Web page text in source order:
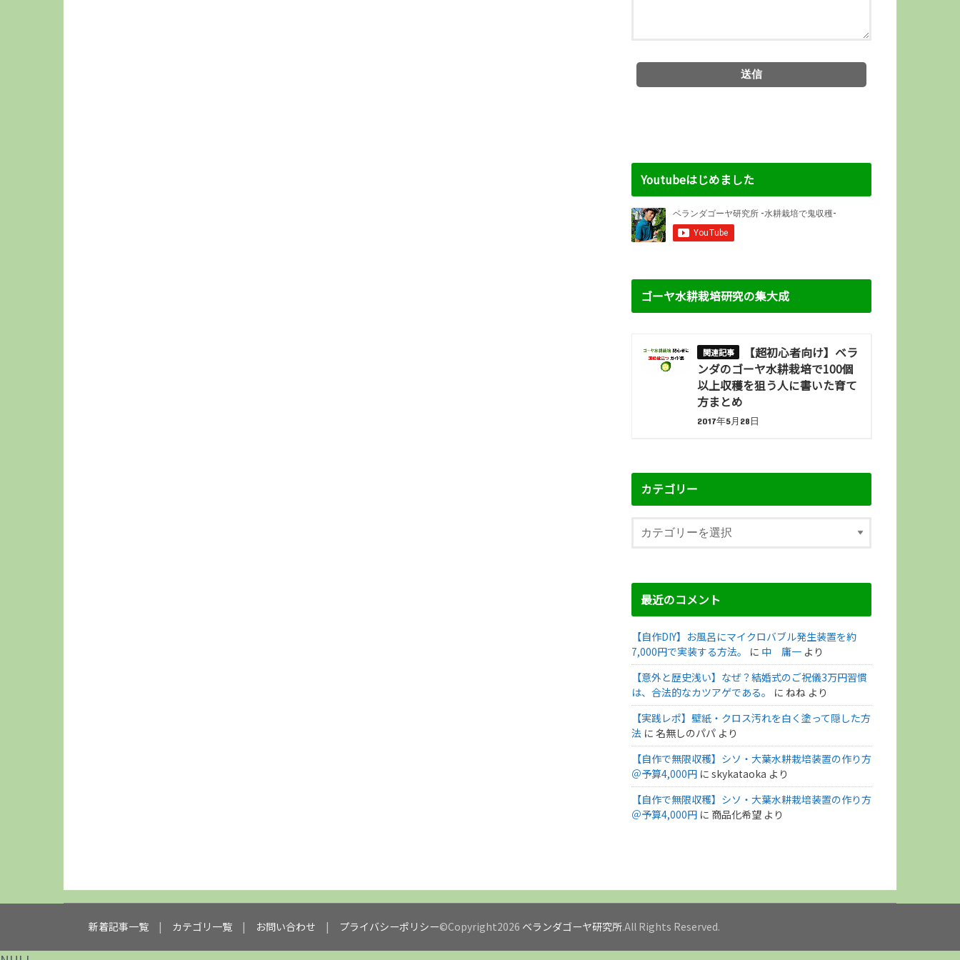
Youtubeはじめました
ゴーヤ水耕栽培研究の集大成
【超初心者向け】ベラ
ンダのゴーヤ水耕栽培で100個
以上収穫を狙う人に書いた育て
方まとめ
2017年5月28日
カテゴリー
最近のコメント
【自作DIY】お風呂にマイクロバブル発生装置を約
7,000円で実装する方法。
に 中 庸一 より
【意外と歴史浅い】なぜ？結婚式のご祝儀3万円習慣
は、合法的なカツアゲである。
に ねね より
【実践レポ】壁紙・クロス汚れを白く塗って隠した方
法 に 名無しのパパ より
【自作で無限収穫】シソ・大葉水耕栽培装置の作り方
＠予算4,000円 に skykataoka より
【自作で無限収穫】シソ・大葉水耕栽培装置の作り方
＠予算4,000円 に 商品化希望 より
新着記事一覧 カテゴリ一覧 お問い合わせ プライバシーポリシー©Copyright2026 ベランダゴーヤ研究所.All Rights Reserved.